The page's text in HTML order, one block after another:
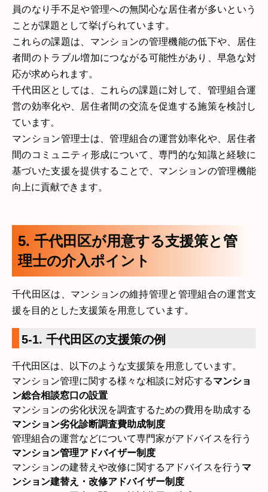
員のなり手不足や管理への無関心な居住者が多いという
ことが課題として挙げられています。
これらの課題は、マンションの管理機能の低下や、居住
者間のトラブル増加につながる可能性があり、早急な対
応が求められます。
千代田区としては、これらの課題に対して、管理組合運
営の効率化や、居住者間の交流を促進する施策を検討し
ています。
マンション管理士は、管理組合の運営効率化や、居住者
間のコミュニティ形成について、専門的な知識と経験に
基づいた支援を提供することで、マンションの管理機能
向上に貢献できます。
5. 千代田区が用意する支援策と管
理士の介入ポイント
千代田区は、マンションの維持管理と管理組合の運営支
援を目的とした支援策を用意しています。
5-1. 千代田区の支援策の例
千代田区は、以下のような支援策を用意しています。
マンション管理に関する様々な相談に対応するマンショ
ン総合相談窓口の設置
マンションの劣化状況を調査するための費用を助成する
マンション劣化診断調査費助成制度
管理組合の運営などについて専門家がアドバイスを行う
マンション管理アドバイザー制度
マンションの建替えや改修に関するアドバイスを行う マ
ンション建替え・改修アドバイザー制度